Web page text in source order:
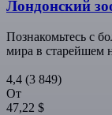
Лондонский
Познакомьтесь с
мира в старейшем
4,4 (3 849)
От
47,22 $